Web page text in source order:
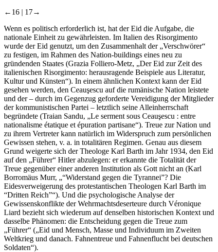
←16 | 17→
Wenn es politisch erforderlich ist, hat der Eid die Aufgabe, die
nationale Einheit zu gewährleisten. Im Italien des Risorgimento
wurde der Eid genutzt, um den Zusammenhalt der „Verschwörer“
zu festigen, im Rahmen des Nation-buildings eines neu zu
gründenden Staates (Grazia Folliero-Metz, „Der Eid zur Zeit des
italienischen Risorgimento: herausragende Beispiele aus Literatur,
Kultur und Künsten“). In einem ähnlichen Kontext kann der Eid
gesehen werden, den Ceauşescu auf die rumänische Nation leistete
und der – durch im Gegenzug geforderte Vereidigung der Mitglieder
der kommunistischen Partei – letztlich seine Alleinherrschaft
begründete (Traian Sandu, „Le serment sous Ceauşescu : entre
nationalisme étatique et épuration partisane“). Treue zur Nation und
zu ihrem Vertreter kann natürlich im Widerspruch zum persönlichen
Gewissen stehen, v. a. in totalitären Regimen. Genau aus diesem
Grund weigerte sich der Theologe Karl Barth im Jahr 1934, den Eid
auf den „Führer“ Hitler abzulegen: er erkannte die Totalität der
Treue gegenüber einer anderen Institution als Gott nicht an (Karl
Borromäus Murr, „“Widerstand gegen die Tyrannei”? Die
Eidesverweigerung des protestantischen Theologen Karl Barth im
“Dritten Reich”“). Und die psychologische Analyse der
Gewissenskonflikte der Wehrmachtsdeserteure durch Véronique
Liard bezieht sich wiederum auf denselben historischen Kontext und
dasselbe Phänomen: die Entscheidung gegen die Treue zum
„Führer“ („Eid und Mensch, Masse und Individuum im Zweiten
Weltkrieg und danach. Fahnentreue und Fahnenflucht bei deutschen
Soldaten“).